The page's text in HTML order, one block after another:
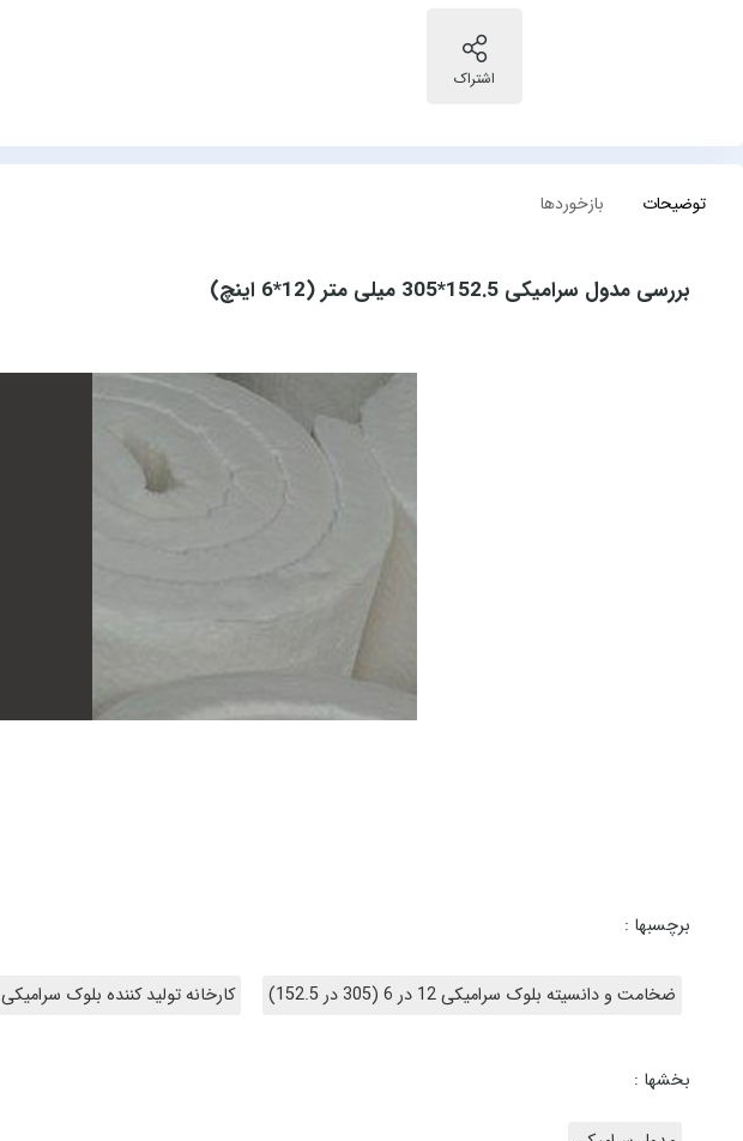
توضیحات بازخوردها
بررسی مدول سرامیکی 152.5*305 میلی متر (12*6 اینچ)
برچسبها :
ضخامت و دانسیته بلوک سرامیکی 12 در 6 (305 در 152.5) کارخانه تولید کننده بلوک سرامیکی 152.5*305 میلی متر (6*12 اینچ)
بخشها :